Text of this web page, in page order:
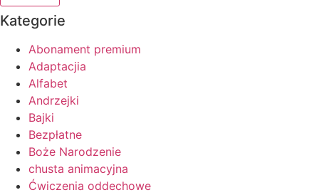
Kategorie
Abonament premium
Adaptacjia
Alfabet
Andrzejki
Bajki
Bezpłatne
Boże Narodzenie
chusta animacyjna
Ćwiczenia oddechowe